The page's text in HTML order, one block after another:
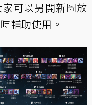
可以另開新圖放
輔助使用。